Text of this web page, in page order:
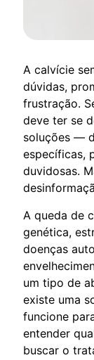
A calvície
dúvidas,
frustração.
deve ter se
soluções —
específicas,
duvidosas.
A queda de
genética,
doenças
um tipo de
existe uma
funcione
entender
buscar o